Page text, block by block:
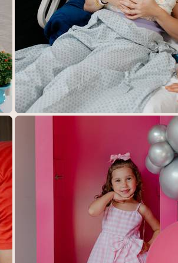
593 0